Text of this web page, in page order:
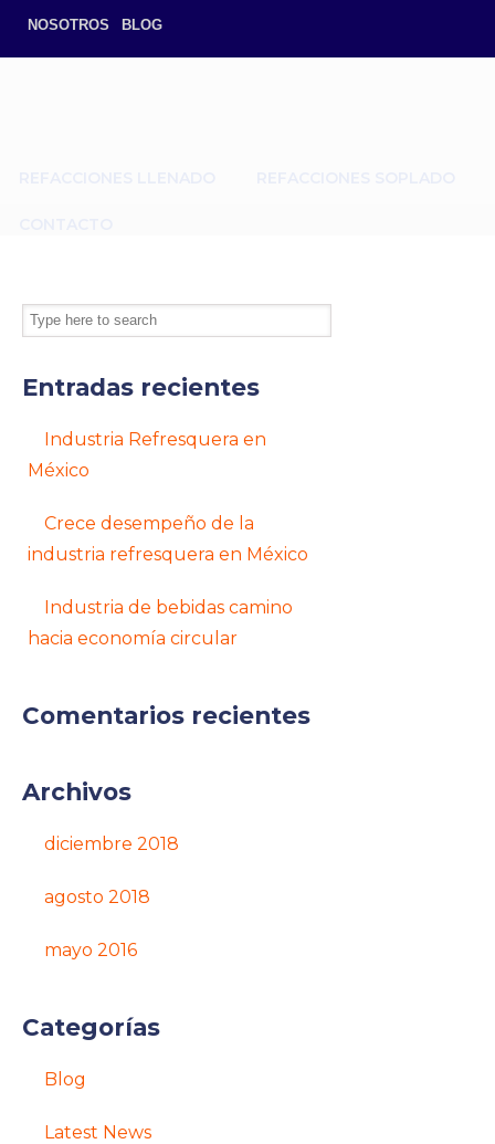
NOSOTROS BLOG
Entradas recientes
Industria Refresquera en
México
Crece desempeño de la
industria refresquera en México
Industria de bebidas camino
hacia economía circular
Comentarios recientes
Archivos
diciembre 2018
agosto 2018
mayo 2016
Categorías
Blog
Latest News